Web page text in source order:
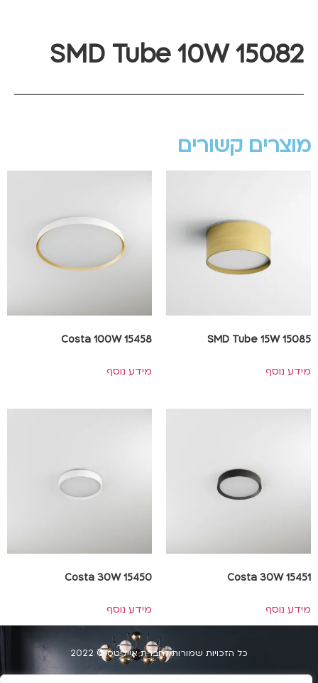
SMD Tube 10W 15082
מוצרים קשורים
SMD Tube 15W 15085
מידע נוסף
Costa 100W 15458
מידע נוסף
Costa 30W 15451
מידע נוסף
Costa 30W 15450
מידע נוסף
כל הזכויות שמורות לחברת אייליטס © 2022